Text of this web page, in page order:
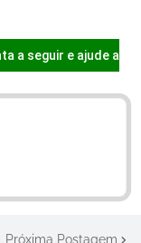
a seguir e ajude a
Próxima Postagem